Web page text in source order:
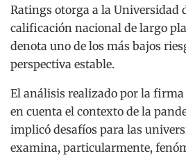
Ratings otorga a la Universidad
calificación nacional de largo
denota uno de los más bajos
perspectiva estable.
El análisis realizado por la
en cuenta el contexto de la
implicó desafíos para las
examina, particularmente,